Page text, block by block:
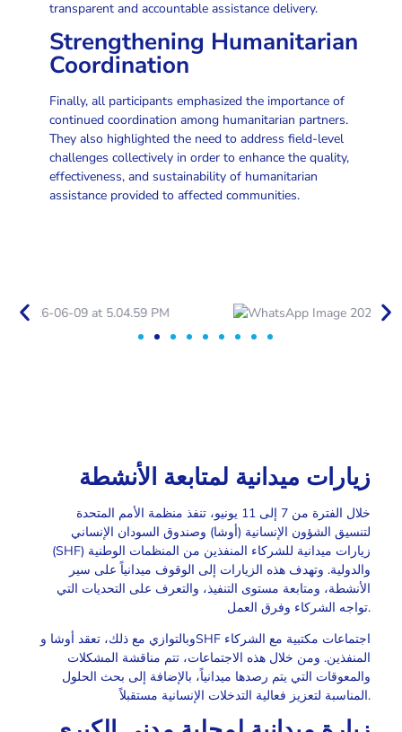
transparent and accountable assistance delivery.
Strengthening Humanitarian
Coordination
Finally, all participants emphasized the importance of
continued coordination among humanitarian partners.
They also highlighted the need to address field-level
challenges collectively in order to enhance the quality,
effectiveness, and sustainability of humanitarian
assistance provided to affected communities.
زيارات ميدانية لمتابعة الأنشطة
خلال الفترة من 7 إلى 11 يونيو، تنفذ منظمة الأمم المتحدة
لتنسيق الشؤون الإنسانية (أوشا) وصندوق السودان الإنساني
(SHF) زيارات ميدانية للشركاء المنفذين من المنظمات الوطنية
والدولية. وتهدف هذه الزيارات إلى الوقوف ميدانياً على سير
الأنشطة، ومتابعة مستوى التنفيذ، والتعرف على التحديات التي
تواجه الشركاء وفرق العمل.
وبالتوازي مع ذلك، تعقد أوشا وSHF اجتماعات مكتبية مع الشركاء
المنفذين. ومن خلال هذه الاجتماعات، تتم مناقشة المشكلات
والمعوقات التي يتم رصدها ميدانياً، بالإضافة إلى بحث الحلول
المناسبة لتعزيز فعالية التدخلات الإنسانية مستقبلاً.